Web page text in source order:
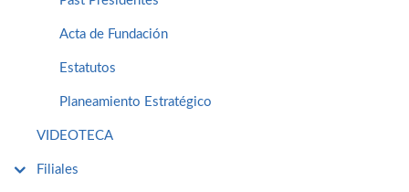
Acta de Fundación
Estatutos
Planeamiento Estratégico
VIDEOTECA
Filiales